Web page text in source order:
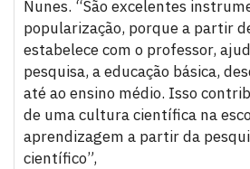
Nunes. “São excelentes
popularização, porque a partir
estabelece com o professor,
pesquisa, a educação básica,
até ao ensino médio. Isso
de uma cultura científica na
aprendizagem a partir da
científico”,